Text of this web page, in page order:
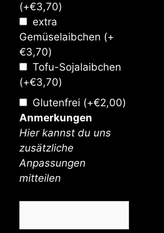
(+€3,70)
extra
Gemüselaibchen (+
€3,70)
Tofu-Sojalaibchen
(+€3,70)
Glutenfrei (+€2,00)
Anmerkungen
Hier kannst du uns
zusätzliche
Anpassungen
mitteilen